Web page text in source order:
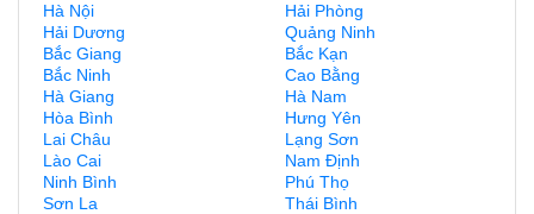
Hà Nội
Hải Phòng
Hải Dương
Quảng Ninh
Bắc Giang
Bắc Kạn
Bắc Ninh
Cao Bằng
Hà Giang
Hà Nam
Hòa Bình
Hưng Yên
Lai Châu
Lạng Sơn
Lào Cai
Nam Định
Ninh Bình
Phú Thọ
Sơn La
Thái Bình